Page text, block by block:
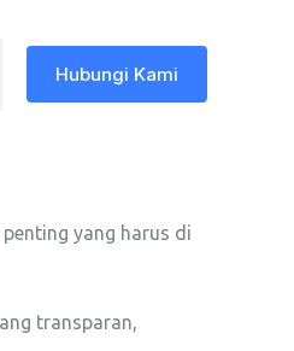
Hubungi Kami
yang harus di
transparan,